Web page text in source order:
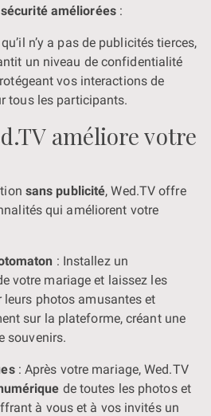
améliorées:
n’y a pas de publicités tierces,
un niveau de confidentialité
vos interactions de
tous les participants.
améliore votre
sans publicité, Wed.TV offre
qui améliorent votre
: Installez un
votre mariage et laissez les
leurs photos amusantes et
sur la plateforme, créant une
souvenirs.
: Après votre mariage, Wed.TV
de toutes les photos et
à vous et à vos invités un